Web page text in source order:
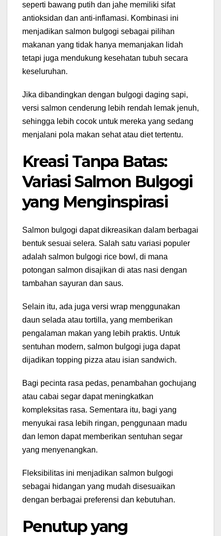
seperti bawang putih dan jahe memiliki sifat
antioksidan dan anti-inflamasi. Kombinasi ini
menjadikan salmon bulgogi sebagai pilihan
makanan yang tidak hanya memanjakan lidah
tetapi juga mendukung kesehatan tubuh secara
keseluruhan.
Jika dibandingkan dengan bulgogi daging sapi,
versi salmon cenderung lebih rendah lemak jenuh,
sehingga lebih cocok untuk mereka yang sedang
menjalani pola makan sehat atau diet tertentu.
Kreasi Tanpa Batas:
Variasi Salmon Bulgogi
yang Menginspirasi
Salmon bulgogi dapat dikreasikan dalam berbagai
bentuk sesuai selera. Salah satu variasi populer
adalah salmon bulgogi rice bowl, di mana
potongan salmon disajikan di atas nasi dengan
tambahan sayuran dan saus.
Selain itu, ada juga versi wrap menggunakan
daun selada atau tortilla, yang memberikan
pengalaman makan yang lebih praktis. Untuk
sentuhan modern, salmon bulgogi juga dapat
dijadikan topping pizza atau isian sandwich.
Bagi pecinta rasa pedas, penambahan gochujang
atau cabai segar dapat meningkatkan
kompleksitas rasa. Sementara itu, bagi yang
menyukai rasa lebih ringan, penggunaan madu
dan lemon dapat memberikan sentuhan segar
yang menyenangkan.
Fleksibilitas ini menjadikan salmon bulgogi
sebagai hidangan yang mudah disesuaikan
dengan berbagai preferensi dan kebutuhan.
Penutup yang